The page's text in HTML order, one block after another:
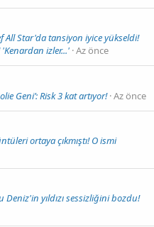
All Star'da tansiyon iyice yükseldi!
izler...' Az önce
Geni’: Risk 3 kat artıyor! Az önce
ortaya çıkmıştı! O ismi
Deniz'in yıldızı sessizliğini bozdu!